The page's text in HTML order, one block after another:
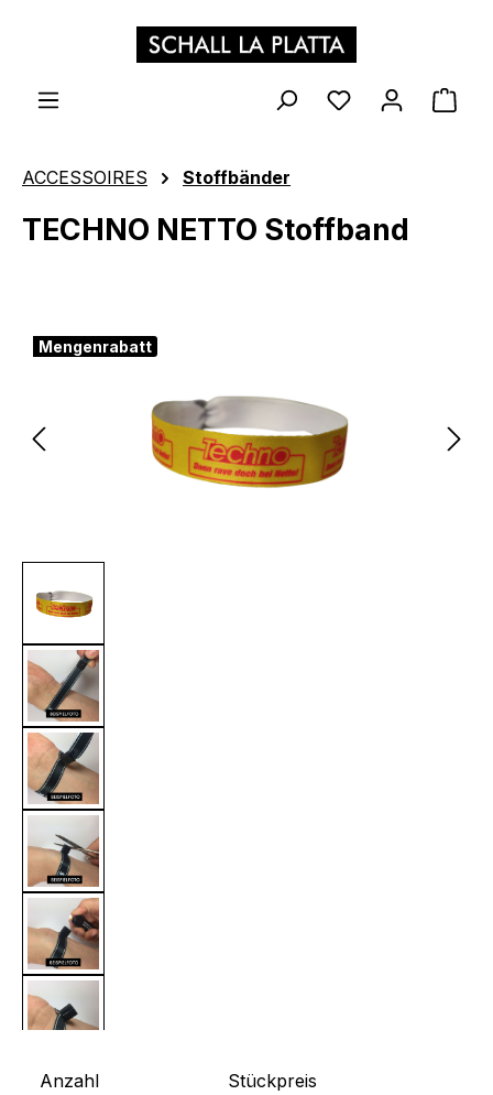
Zum Hauptinhalt springen
ACCESSOIRES Stoffbänder
TECHNO NETTO Stoffband
Mengenrabatt
Anzahl Stückpreis